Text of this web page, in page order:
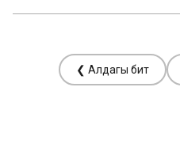
❮ Алдагы бит